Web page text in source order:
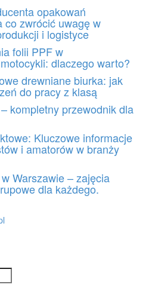
opakowań
co zwrócić uwagę w
i logistyce
folii PPF w
dlaczego warto?
drewniane biurka: jak
do pracy z klasą
kompletny przewodnik dla
Kluczowe informacje
i amatorów w branży
Warszawie – zajęcia
dla każdego.